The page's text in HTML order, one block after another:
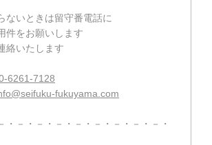
ないときは留守番電話に
件をお願いします
絡いたします
6261-7128
fukuyama.com
・－・－・－・－・－・－・－・－・